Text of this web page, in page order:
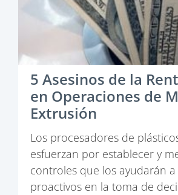
5 Asesinos de la
en Operaciones de
Extrusión
Los procesadores de
esfuerzan por establecer y
controles que los ayudarán a
proactivos en la toma de